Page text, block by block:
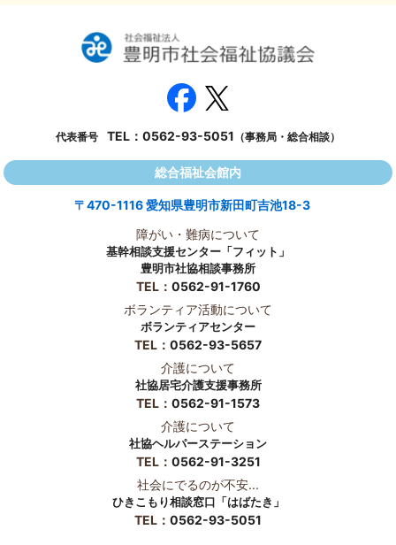
代表番号 TEL： 0562-93-5051 （事務局・総合相談）
総合福祉会館内
〒470-1116 愛知県豊明市新田町吉池18-3
障がい・難病について
基幹相談支援センター「フィット」
豊明市社協相談事務所
TEL： 0562-91-1760
ボランティア活動について
ボランティアセンター
TEL： 0562-93-5657
介護について
社協居宅介護支援事務所
TEL： 0562-91-1573
介護について
社協ヘルパーステーション
TEL： 0562-91-3251
社会にでるのが不安...
ひきこもり相談窓口「はばたき」
TEL： 0562-93-5051